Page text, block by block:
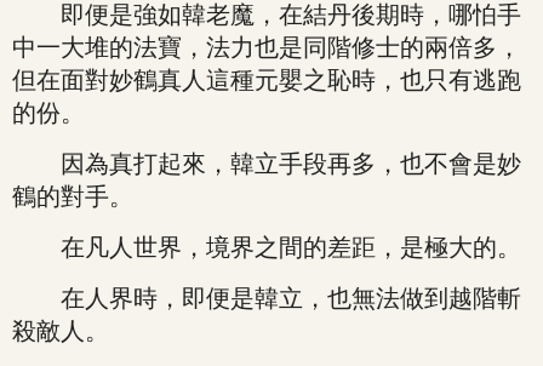
即便是強如韓老魔，在結丹後期時，哪怕手
中一大堆的法寶，法力也是同階修士的兩倍多，
但在面對妙鶴真人這種元嬰之恥時，也只有逃跑
的份。
因為真打起來，韓立手段再多，也不會是妙
鶴的對手。
在凡人世界，境界之間的差距，是極大的。
在人界時，即便是韓立，也無法做到越階斬
殺敵人。